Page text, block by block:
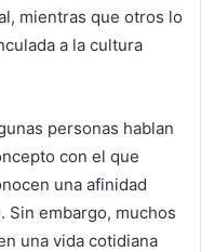
mientras que otros lo
a la cultura
personas hablan
con el que
una afinidad
Sin embargo, muchos
una vida cotidiana